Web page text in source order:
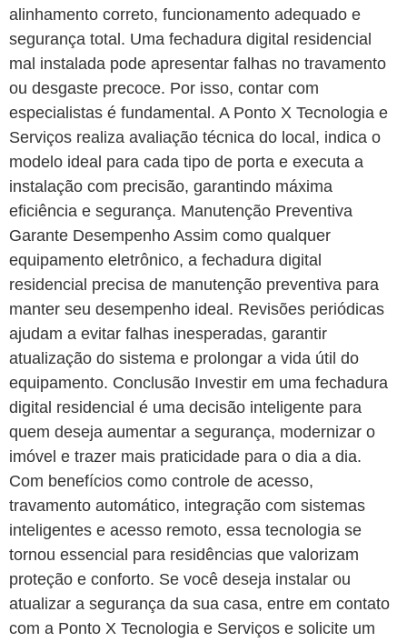
alinhamento correto, funcionamento adequado e
segurança total. Uma fechadura digital residencial
mal instalada pode apresentar falhas no travamento
ou desgaste precoce. Por isso, contar com
especialistas é fundamental. A Ponto X Tecnologia e
Serviços realiza avaliação técnica do local, indica o
modelo ideal para cada tipo de porta e executa a
instalação com precisão, garantindo máxima
eficiência e segurança. Manutenção Preventiva
Garante Desempenho Assim como qualquer
equipamento eletrônico, a fechadura digital
residencial precisa de manutenção preventiva para
manter seu desempenho ideal. Revisões periódicas
ajudam a evitar falhas inesperadas, garantir
atualização do sistema e prolongar a vida útil do
equipamento. Conclusão Investir em uma fechadura
digital residencial é uma decisão inteligente para
quem deseja aumentar a segurança, modernizar o
imóvel e trazer mais praticidade para o dia a dia.
Com benefícios como controle de acesso,
travamento automático, integração com sistemas
inteligentes e acesso remoto, essa tecnologia se
tornou essencial para residências que valorizam
proteção e conforto. Se você deseja instalar ou
atualizar a segurança da sua casa, entre em contato
com a Ponto X Tecnologia e Serviços e solicite um